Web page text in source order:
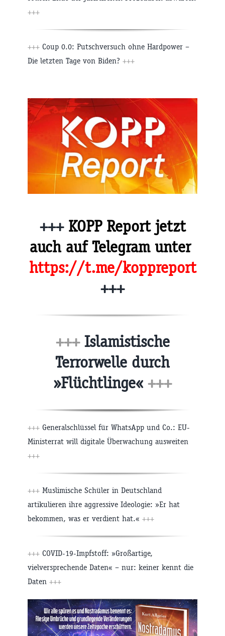
+++
+++ Coup 0.0: Putschversuch ohne Hardpower –
Die letzten Tage von Biden? +++
+++KOPP Report jetzt
auch auf Telegram unter
https://t.me/koppreport
+++
+++Islamistische
Terrorwelle durch
»Flüchtlinge« +++
+++ Generalschlüssel für WhatsApp und Co.: EU-
Ministerrat will digitale Überwachung ausweiten
+++
+++ Muslimische Schüler in Deutschland
artikulieren ihre aggressive Ideologie: »Er hat
bekommen, was er verdient hat.« +++
+++ COVID-19-Impfstoff: »Großartige,
vielversprechende Daten« – nur: keiner kennt die
Daten +++